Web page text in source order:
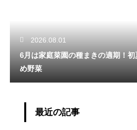
2026.08.01
6月は家庭菜園の種まきの適期！
め野菜
最近の記事